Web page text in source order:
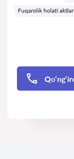
Fuqarolik holati